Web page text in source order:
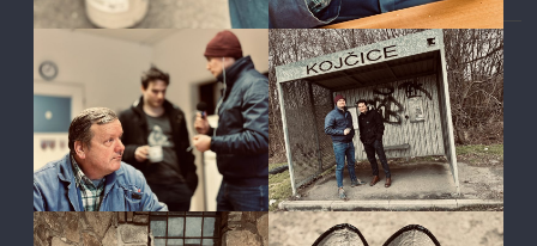
Aktuality Magazín Fotografie Audio Video English
Sport
Menšinová témata
Copyright © 2026Média IKSŽ. All rights reserved.
Theme: ColorMag Pro byThemeGrill. Drevet avWordPress.